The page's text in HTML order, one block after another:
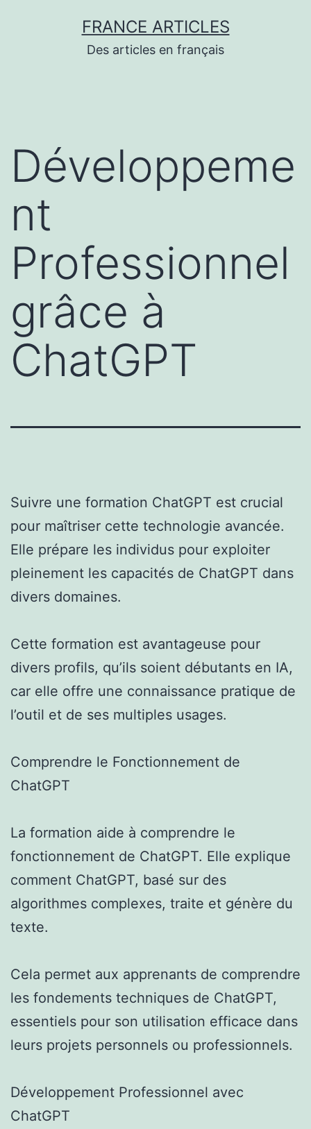
FRANCE ARTICLES
Des articles en français
Développeme
nt
Professionnel
grâce à
ChatGPT
Suivre une formation ChatGPT est crucial
pour maîtriser cette technologie avancée.
Elle prépare les individus pour exploiter
pleinement les capacités de ChatGPT dans
divers domaines.
Cette formation est avantageuse pour
divers profils, qu’ils soient débutants en IA,
car elle offre une connaissance pratique de
l’outil et de ses multiples usages.
Comprendre le Fonctionnement de
ChatGPT
La formation aide à comprendre le
fonctionnement de ChatGPT. Elle explique
comment ChatGPT, basé sur des
algorithmes complexes, traite et génère du
texte.
Cela permet aux apprenants de comprendre
les fondements techniques de ChatGPT,
essentiels pour son utilisation efficace dans
leurs projets personnels ou professionnels.
Développement Professionnel avec
ChatGPT